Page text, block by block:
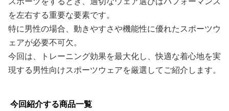
を左右する重要な要素です。
特に男性の場合、動きやすさや機能性に優れたスポーツウ
ェアが必要不可欠。
今回は、トレーニング効果を最大化し、快適な着心地を実
現する男性向けスポーツウェアを厳選してご紹介します。
今回紹介する商品一覧